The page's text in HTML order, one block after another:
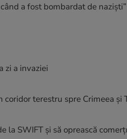
a fost bombardat de naziști”
zi a invaziei
coridor terestru spre Crimeea şi
la SWIFT și să oprească